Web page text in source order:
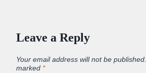
Leave a Reply
Your email address will not be published.
marked *